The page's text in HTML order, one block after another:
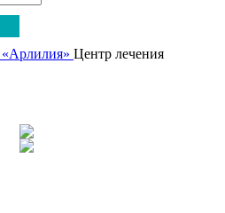
Центр лечения